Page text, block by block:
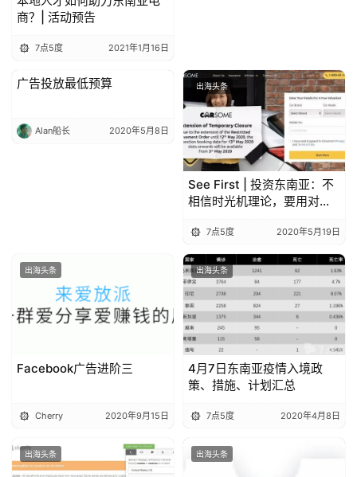
商？| 活动预告
7点5度 2021年1月16日
出海头条
广告投放最低预算
Alan船长 2020年5月8日
出海头条
See First | 投资东南亚：不
相信时光机理论，要用对的
7点5度 2020年5月19日
出海头条
Facebook广告进阶三
Cherry 2020年9月15日
出海头条
4月7日东南亚疫情入境政
策、措施、计划汇总
7点5度 2020年4月8日
出海头条 出海头条